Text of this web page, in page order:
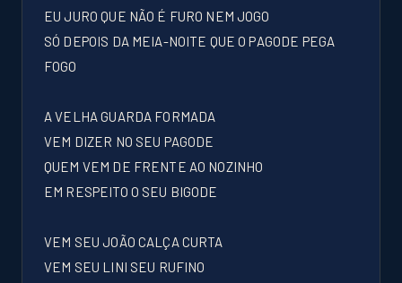
EU JURO QUE NÃO É FURO NEM JOGO
SÓ DEPOIS DA MEIA-NOITE QUE O PAGODE PEGA
FOGO
A VELHA GUARDA FORMADA
VEM DIZER NO SEU PAGODE
QUEM VEM DE FRENTE AO NOZINHO
EM RESPEITO O SEU BIGODE
VEM SEU JOÃO CALÇA CURTA
VEM SEU LINI SEU RUFINO